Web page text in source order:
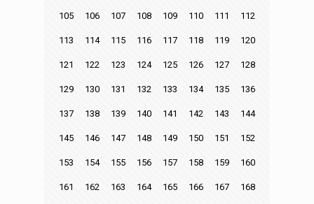
105 106 107 108 109 110 111 112
113 114 115 116 117 118 119 120
121 122 123 124 125 126 127 128
129 130 131 132 133 134 135 136
137 138 139 140 141 142 143 144
145 146 147 148 149 150 151 152
153 154 155 156 157 158 159 160
161 162 163 164 165 166 167 168